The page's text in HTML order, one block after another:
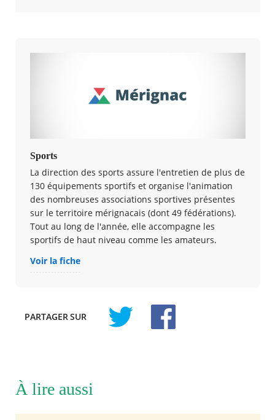
Sports
La direction des sports assure l'entretien de plus de
130 équipements sportifs et organise l'animation
des nombreuses associations sportives présentes
sur le territoire mérignacais (dont 49 fédérations).
Tout au long de l'année, elle accompagne les
sportifs de haut niveau comme les amateurs.
Voir la fiche
PARTAGERSUR
À lire aussi